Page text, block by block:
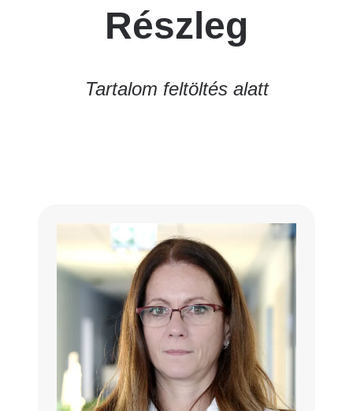
Részleg
Tartalom feltöltés alatt